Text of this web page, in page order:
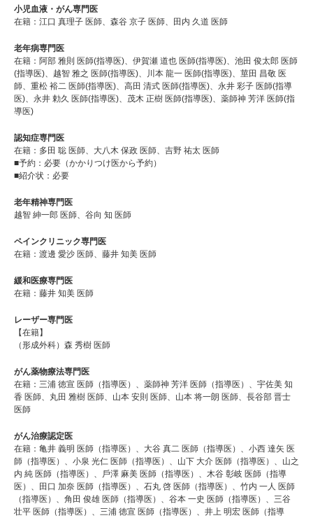
小児血液・がん専門医
在籍：江口 真理子 医師、森谷 京子 医師、田内 久道 医師
老年病専門医
在籍：阿部 雅則 医師(指導医)、伊賀瀬 道也 医師(指導医)、池田 俊太郎 医師
(指導医)、越智 雅之 医師(指導医)、川本 龍一 医師(指導医)、莖田 昌敬 医
師、重松 裕二 医師(指導医)、高田 清式 医師(指導医)、永井 彩子 医師(指導
医)、永井 勅久 医師(指導医)、茂木 正樹 医師(指導医)、薬師神 芳洋 医師(指
導医)
認知症専門医
在籍：多田 聡 医師、大八木 保政 医師、吉野 祐太 医師
■予約：必要（かかりつけ医から予約）
■紹介状：必要
老年精神専門医
越智 紳一郎 医師、谷向 知 医師
ペインクリニック専門医
在籍：渡邊 愛沙 医師、藤井 知美 医師
緩和医療専門医
在籍：藤井 知美 医師
レーザー専門医
【在籍】
（形成外科）森 秀樹 医師
がん薬物療法専門医
在籍：三浦 徳宣 医師（指導医）、薬師神 芳洋 医師（指導医）、宇佐美 知
香 医師、丸田 雅樹 医師、山本 安則 医師、山本 将一朗 医師、長谷部 晋士
医師
がん治療認定医
在籍：⻲井 義明 医師（指導医）、⼤⾕ 真⼆ 医師（指導医）、⼩⻄ 達⽮ 医
師（指導医）、⼩泉 光仁 医師（指導医）、⼭下 ⼤介 医師（指導医）、⼭之
内 純 医師（指導医）、⼾澤 麻美 医師（指導医）、木⾕ 彰岐 医師（指導
医）、⽥⼝ 加奈 医師（指導医）、⽯丸 啓 医師（指導医）、⽵内 ⼀人 医師
（指導医）、⾓⽥ 俊雄 医師（指導医）、⾕本 ⼀史 医師（指導医）、三⾕
壮平 医師（指導医）、三浦 徳宣 医師（指導医）、井上 明宏 医師（指導